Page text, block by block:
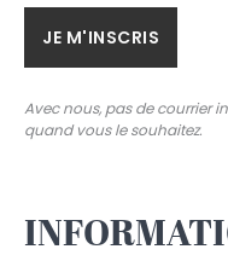
Avec nous, pas de courrier
quand vous le souhaitez.